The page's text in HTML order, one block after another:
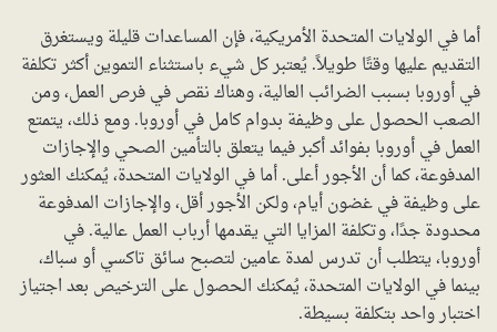
أما في الولايات المتحدة الأمريكية، فإن المساعدات قليلة ويستغرق
التقديم عليها وقتًا طويلاً. يُعتبر كل شيء باستثناء التموين أكثر تكلفة
في أوروبا بسبب الضرائب العالية، وهناك نقص في فرص العمل، ومن
الصعب الحصول على وظيفة بدوام كامل في أوروبا. ومع ذلك، يتمتع
العمل في أوروبا بفوائد أكبر فيما يتعلق بالتأمين الصحي والإجازات
المدفوعة، كما أن الأجور أعلى. أما في الولايات المتحدة، يُمكنك العثور
على وظيفة في غضون أيام، ولكن الأجور أقل، والإجازات المدفوعة
محدودة جدًا، وتكلفة المزايا التي يقدمها أرباب العمل عالية. في
أوروبا، يتطلب أن تدرس لمدة عامين لتصبح سائق تاكسي أو سباك،
بينما في الولايات المتحدة، يُمكنك الحصول على الترخيص بعد اجتياز
اختبار واحد بتكلفة بسيطة.